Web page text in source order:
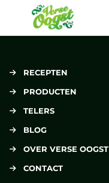
Verse Oogst
RECEPTEN
PRODUCTEN
TELERS
BLOG
OVER VERSE OOGST
CONTACT